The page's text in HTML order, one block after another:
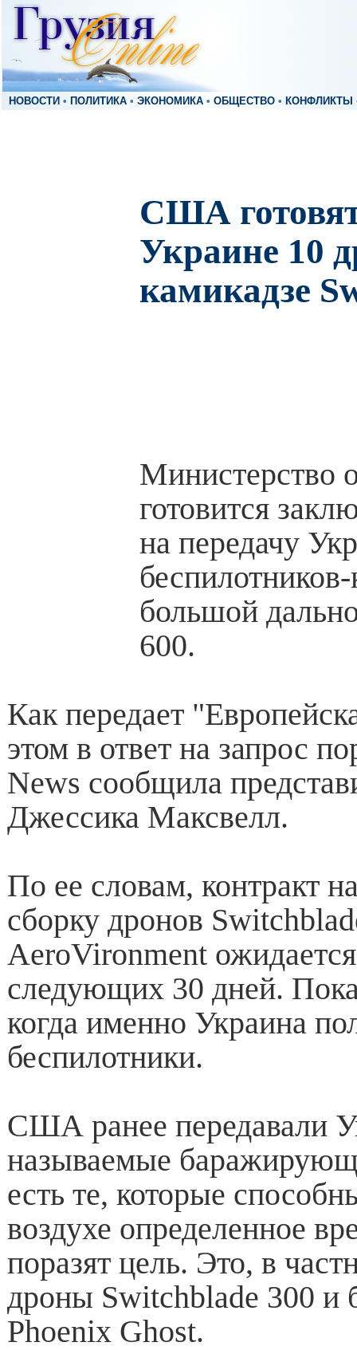
НОВОСТИ • ПОЛИТИКА • ЭКОНОМИКА • ОБЩЕСТВО • КОНФЛИКТЫ
США
Украине 10
камикадзе
готовится
на передачу
большой
600.
Как передает
этом в ответ на запрос
News сообщила
Джессика Максвелл.
По ее словам, контракт
сборку дронов
AeroVironment
следующих 30 дней.
когда именно Украина
беспилотники.
США ранее передавали
называемые
есть те, которые
воздухе определенное
поразят цель. Это, в
дроны Switchblade 300 и
Phoenix Ghost.